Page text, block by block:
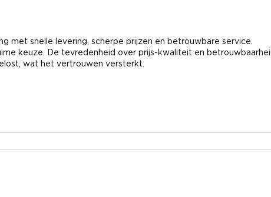
met snelle levering, scherpe prijzen en betrouwbare service.
keuze. De tevredenheid over prijs-kwaliteit en
wat het vertrouwen versterkt.